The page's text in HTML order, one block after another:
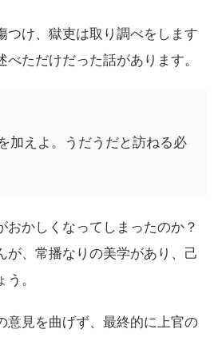
つけ、獄吏は取り調べをします
ただけだった話があります。
加えよ。うだうだと訪ねる必
おかしくなってしまったのか？
が、常播なりの美学があり、己
。
意見を曲げず、最終的に上官の